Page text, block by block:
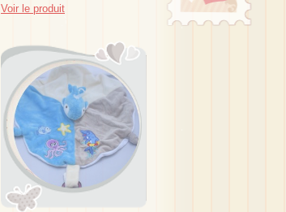
Voir le produit